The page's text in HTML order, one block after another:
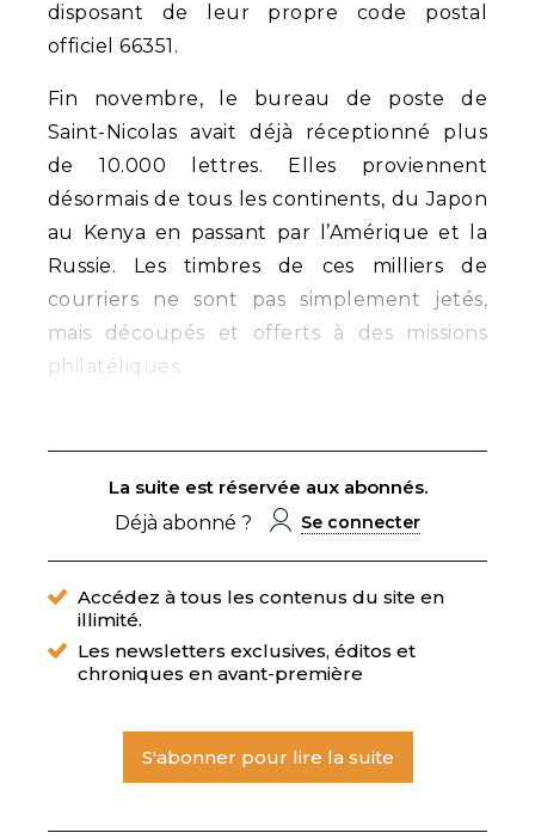
disposant de leur propre code postal
officiel 66351.
Fin novembre, le bureau de poste de
Saint-Nicolas avait déjà réceptionné plus
de 10.000 lettres. Elles proviennent
désormais de tous les continents, du Japon
au Kenya en passant par l’Amérique et la
Russie. Les timbres de ces milliers de
courriers ne sont pas simplement jetés,
mais découpés et offerts à des missions
philatéliques.
La suite est réservée aux abonnés.
Déjà abonné ?
Se connecter
Accédez à tous les contenus du site en
illimité.
Les newsletters exclusives, éditos et
chroniques en avant-première
S'abonner pour lire la suite